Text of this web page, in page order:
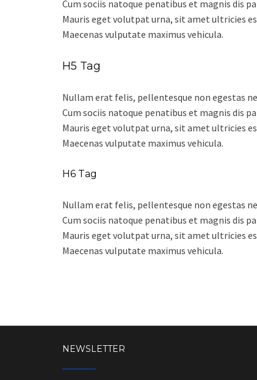
Cum sociis natoque penatibus et magnis dis
Mauris eget volutpat urna, sit amet ultricies
Maecenas vulputate maximus vehicula.
H5 Tag
Nullam erat felis, pellentesque non egestas
Cum sociis natoque penatibus et magnis dis
Mauris eget volutpat urna, sit amet ultricies
Maecenas vulputate maximus vehicula.
H6 Tag
Nullam erat felis, pellentesque non egestas
Cum sociis natoque penatibus et magnis dis
Mauris eget volutpat urna, sit amet ultricies
Maecenas vulputate maximus vehicula.
NEWSLETTER